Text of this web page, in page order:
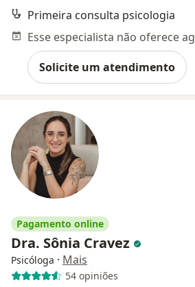
Primeira consulta psicologia
Solicite um atendimento
Pagamento online
Dra. Sônia Cravez
Psicóloga · Mais
54 opiniões